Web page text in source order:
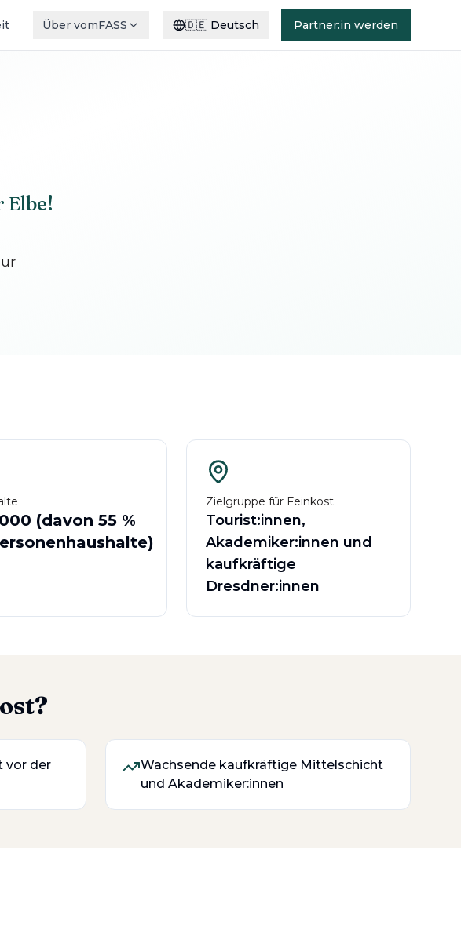
Über vomFASS 🇩🇪 Deutsch Partner:in werden
Elbe!
(davon 55 %
Zielgruppe für Feinkost
Tourist:innen,
Akademiker:innen und
kaufkräftige
Dresdner:innen
vor der
Wachsende kaufkräftige Mittelschicht
und Akademiker:innen